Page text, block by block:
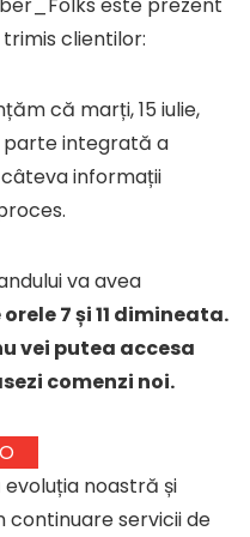
clientilor:
că marți, 15 iulie,
parte integrată a
informații
va avea
7 și 11 dimineata.
vei putea accesa
comenzi noi.
noastră și
continuare servicii de